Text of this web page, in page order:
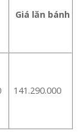
Giá lăn bánh
141.290.000